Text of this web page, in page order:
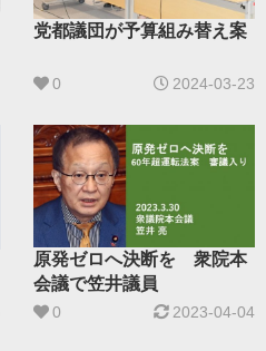
党都議団が予算組み替え案
0 2024-03-23
原発ゼロへ決断を 衆院本
会議で笠井議員
0 2023-04-04